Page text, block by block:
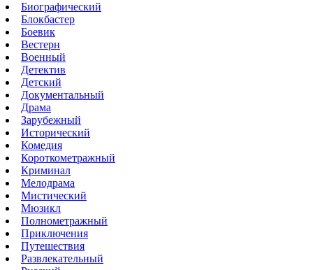
Биографический
Блокбастер
Боевик
Вестерн
Военный
Детектив
Детский
Документальный
Драма
Зарубежный
Исторический
Комедия
Короткометражный
Криминал
Мелодрама
Мистический
Мюзикл
Полнометражный
Приключения
Путешествия
Развлекательный